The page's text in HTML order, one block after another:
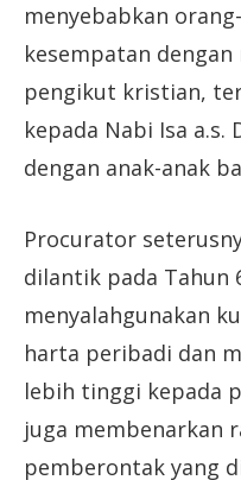
menyebabkan
kesempatan
pengikut kristian,
kepada Nabi Isa a.s.
dengan anak-anak
Procurator
dilantik pada Tahun
menyalahgunakan
harta peribadi dan
lebih tinggi kepada
juga membenarkan
pemberontak yang